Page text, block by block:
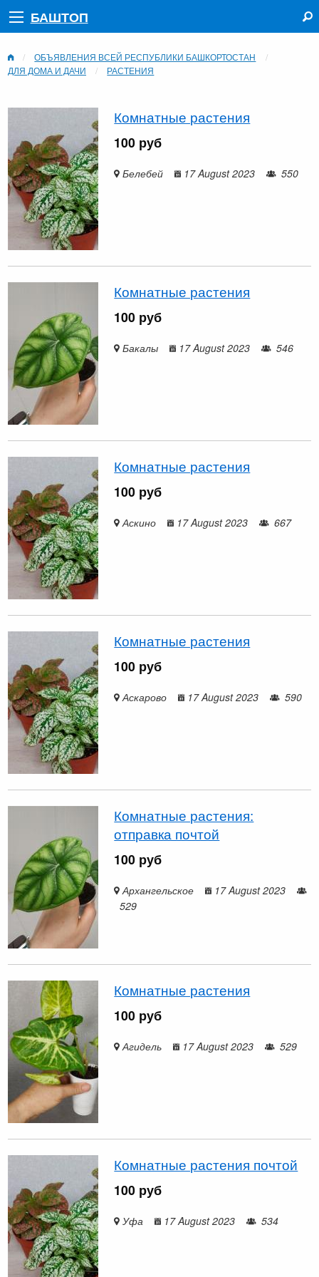
БАШТОП
ОБЪЯВЛЕНИЯ ВСЕЙ РЕСПУБЛИКИ БАШКОРТОСТАН
ДЛЯ ДОМА И ДАЧИ
РАСТЕНИЯ
Комнатные растения
100 руб
Белебей 17 August 2023 550
Комнатные растения
100 руб
Бакалы 17 August 2023 546
Комнатные растения
100 руб
Аскино 17 August 2023 667
Комнатные растения
100 руб
Аскарово 17 August 2023 590
Комнатные растения:
отправка почтой
100 руб
Архангельское
17 August 2023
529
Комнатные растения
100 руб
Агидель 17 August 2023 529
Комнатные растения почтой
100 руб
Уфа 17 August 2023 534